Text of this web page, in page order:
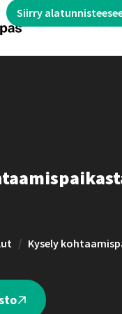
Avaa navigaatio
Siirry sisältöön
Siirry
Kysely